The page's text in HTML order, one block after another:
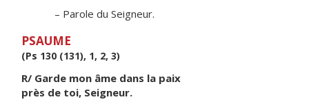
– Parole du Seigneur.
PSAUME
(Ps 130 (131), 1, 2, 3)
R/ Garde mon âme dans la paix
près de toi, Seigneur.